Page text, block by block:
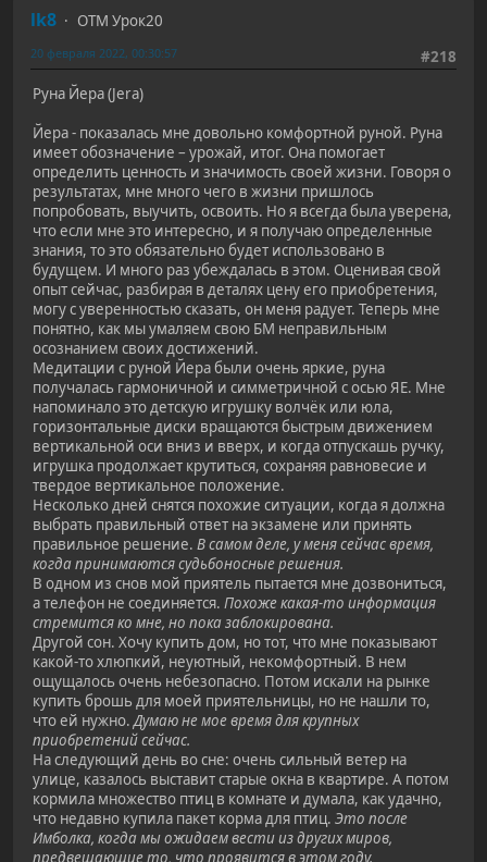
lk8
ОТМ Урок20
#218
20 февраля 2022, 00:30:57
Руна Йера (Jera)
Йера - показалась мне довольно комфортной руной. Руна
имеет обозначение – урожай, итог. Она помогает
определить ценность и значимость своей жизни. Говоря о
результатах, мне много чего в жизни пришлось
попробовать, выучить, освоить. Но я всегда была уверена,
что если мне это интересно, и я получаю определенные
знания, то это обязательно будет использовано в
будущем. И много раз убеждалась в этом. Оценивая свой
опыт сейчас, разбирая в деталях цену его приобретения,
могу с уверенностью сказать, он меня радует. Теперь мне
понятно, как мы умаляем свою БМ неправильным
осознанием своих достижений.
Медитации с руной Йера были очень яркие, руна
получалась гармоничной и симметричной с осью ЯЕ. Мне
напоминало это детскую игрушку волчёк или юла,
горизонтальные диски вращаются быстрым движением
вертикальной оси вниз и вверх, и когда отпускашь ручку,
игрушка продолжает крутиться, сохраняя равновесие и
твердое вертикальное положение.
Несколько дней снятся похожие ситуации, когда я должна
выбрать правильный ответ на экзамене или принять
правильное решение. В самом деле, у меня сейчас время,
когда принимаются судьбоносные решения.
В одном из снов мой приятель пытается мне дозвониться,
а телефон не соединяется. Похоже какая-то информация
стремится ко мне, но пока заблокирована.
Другой сон. Хочу купить дом, но тот, что мне показывают
какой-то хлюпкий, неуютный, некомфортный. В нем
ощущалось очень небезопасно. Потом искали на рынке
купить брошь для моей приятельницы, но не нашли то,
что ей нужно.Думаю не мое время для крупных
приобретений сейчас.
На следующий день во сне: очень сильный ветер на
улице, казалось выставит старые окна в квартире. А потом
кормила множество птиц в комнате и думала, как удачно,
что недавно купила пакет корма для птиц. Это после
Имболка, когда мы ожидаем вести из других миров,